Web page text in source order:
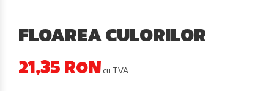
FLOAREA CULORILOR
21,35 RONcu TVA